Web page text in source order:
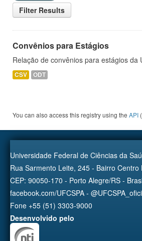
Filter Results
Convênios para Estágios
Relação de convênios para estágios da
CSV ODT
You can also access this registry using the API
Universidade Federal de Ciências da
Rua Sarmento Leite, 245 - Bairro Centro
CEP: 90050-170 - Porto Alegre/RS -
facebook.com/UFCSPA -
Fone +55 (51) 3303-9000
Desenvolvido pelo